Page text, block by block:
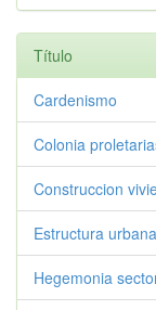
Título
Cardenismo
Colonia
Construccion
Estructura urbana
Hegemonia